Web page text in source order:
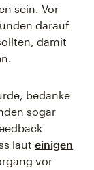
sein. Vor
darauf
damit
bedanke
sogar
laut einigen
vor